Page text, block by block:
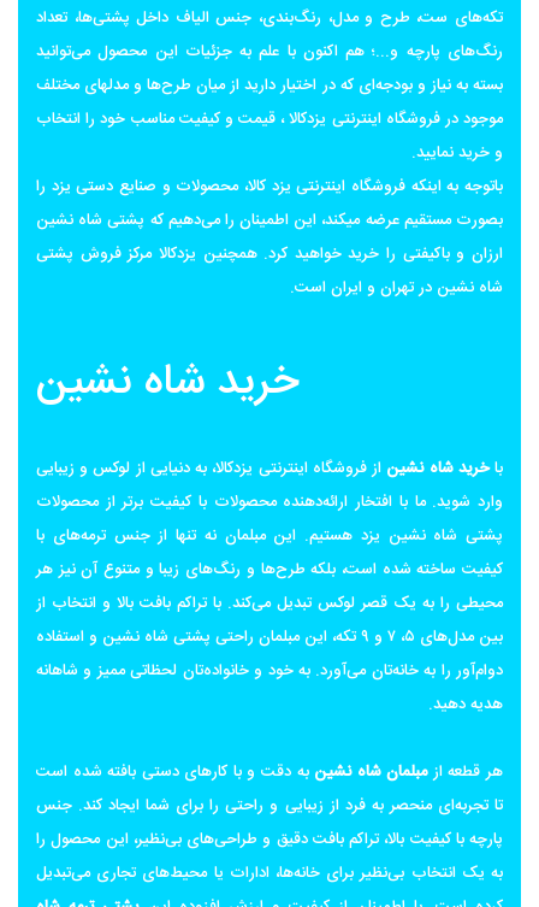
تکه‌های ست، طرح و مدل، رنگ‌بندی، جنس الیاف داخل پشتی‌ها، تعداد
رنگ‌های پارچه و...؛ هم اکنون با علم به جزئیات این محصول می‌توانید
بسته به نیاز و بودجه‌ای که در اختیار دارید از میان طرح‌ها و مدلهای مختلف
موجود در فروشگاه اینترنتی یزدکالا ، قیمت و کیفیت مناسب خود را انتخاب
و خرید نمایید.
باتوجه به اینکه فروشگاه اینترنتی یزد کالا، محصولات و صنایع دستی یزد را
بصورت مستقیم عرضه میکند، این اطمینان را می‌دهیم که پشتی شاه نشین
ارزان و باکیفتی را خرید خواهید کرد. همچنین یزدکالا مرکز فروش پشتی
شاه نشین در تهران و ایران است.
خرید شاه نشین
باخرید شاه نشین از فروشگاه اینترنتی یزدکالا، به دنیایی از لوکس و زیبایی
وارد شوید. ما با افتخار ارائه‌دهنده محصولات با کیفیت برتر از محصولات
پشتی شاه نشین یزد هستیم. این مبلمان نه تنها از جنس ترمه‌های با
کیفیت ساخته شده است، بلکه طرح‌ها و رنگ‌های زیبا و متنوع آن نیز هر
محیطی را به یک قصر لوکس تبدیل می‌کند. با تراکم بافت بالا و انتخاب از
بین مدل‌های ۵، ۷ و ۹ تکه، این مبلمان راحتی پشتی شاه نشین و استفاده
دوام‌آور را به خانه‌تان می‌آورد. به خود و خانواده‌تان لحظاتی ممیز و شاهانه
هدیه دهید.
هر قطعه ازمبلمان شاه نشین به دقت و با کارهای دستی بافته شده است
تا تجربه‌ای منحصر به فرد از زیبایی و راحتی را برای شما ایجاد کند. جنس
پارچه با کیفیت بالا، تراکم بافت دقیق و طراحی‌های بی‌نظیر، این محصول را
به یک انتخاب بی‌نظیر برای خانه‌ها، ادارات یا محیط‌های تجاری می‌تبدیل